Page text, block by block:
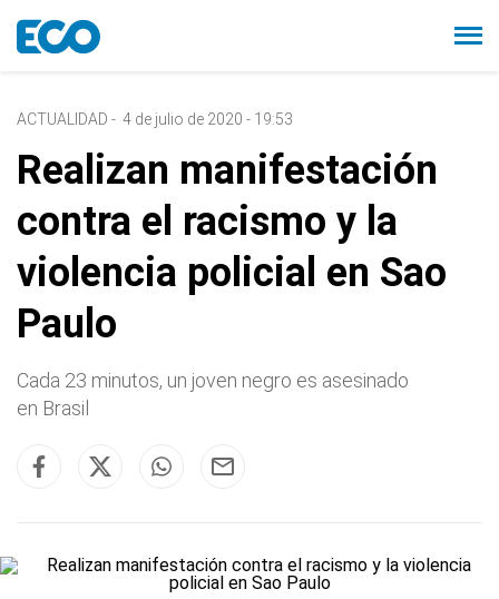
ACTUALIDAD - 4 de julio de 2020 - 19:53
Realizan manifestación
contra el racismo y la
violencia policial en Sao
Paulo
Cada 23 minutos, un joven negro es asesinado
en Brasil